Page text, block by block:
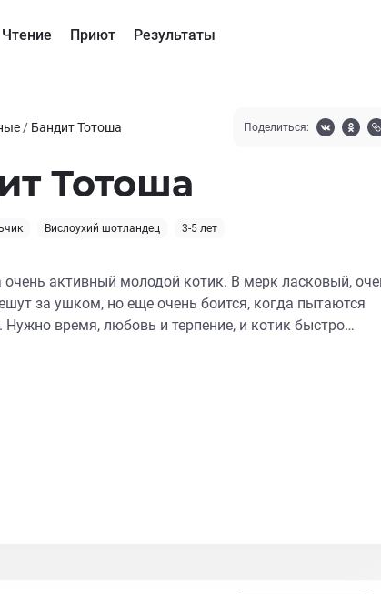
Чтение Приют Результаты
/ Бандит Тотоша Поделиться:
Тотоша
Вислоухий шотландец 3-5 лет
активный молодой котик. В мерк ласковый,
пытаются
Нужно время, любовь и терпение, и котик быстро
совсем нестрашно. Кастрирован. Обработан от